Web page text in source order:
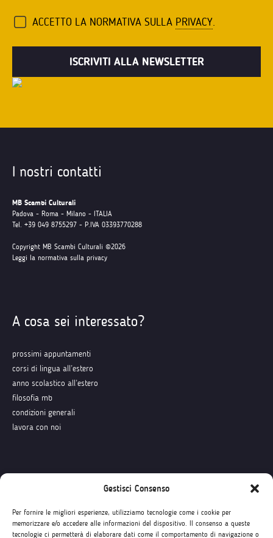
Gestisci Consenso
Per fornire le migliori esperienze, utilizziamo tecnologie come i cookie per
memorizzare e/o accedere alle informazioni del dispositivo. Il consenso a queste
tecnologie ci permetterà di elaborare dati come il comportamento di navigazione o
ACCETTO LA NORMATIVA SULLA PRIVACY.
I nostri contatti
MB Scambi Culturali
Padova - Roma - Milano - ITALIA
Tel. +39 049 8755297 - P.IVA 03393770288
Copyright MB Scambi Culturali ©2026
Leggi la normativa sulla privacy
A cosa sei interessato?
prossimi appuntamenti
corsi di lingua all’estero
anno scolastico all’estero
filosofia mb
condizioni generali
lavora con noi